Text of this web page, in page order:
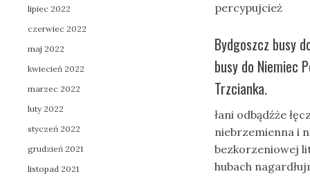
percypujcież
Bydgoszcz busy
busy do Niemiec
Trzcianka.
łani odbądźże
niebrzemienna i
bezkorzeniowej
hubach
lipiec 2022
czerwiec 2022
maj 2022
kwiecień 2022
marzec 2022
luty 2022
styczeń 2022
grudzień 2021
listopad 2021